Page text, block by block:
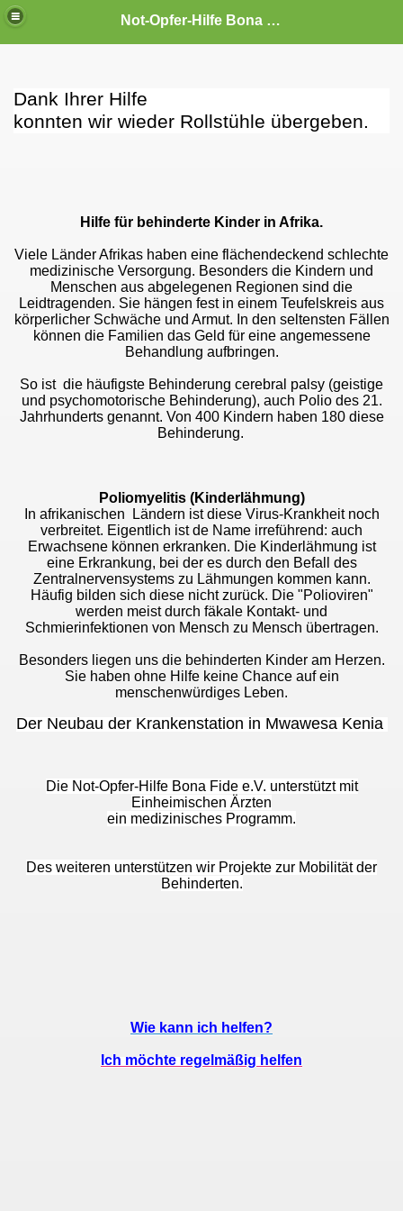
Not-Opfer-Hilfe Bona Fide e.V.
Dank Ihrer Hilfe
konnten wir wieder Rollstühle übergeben.
Hilfe für behinderte Kinder in Afrika.
Viele Länder Afrikas haben eine flächendeckend schlechte
medizinische Versorgung. Besonders die Kindern und
Menschen aus abgelegenen Regionen sind die
Leidtragenden. Sie hängen fest in einem Teufelskreis aus
körperlicher Schwäche und Armut. In den seltensten Fällen
können die Familien das Geld für eine angemessene
Behandlung aufbringen.
So ist die häufigste Behinderung cerebral palsy (geistige
und psychomotorische Behinderung), auch Polio des 21.
Jahrhunderts genannt. Von 400 Kindern haben 180 diese
Behinderung.
Poliomyelitis (Kinderlähmung)
In afrikanischen Ländern ist diese Virus-Krankheit noch
verbreitet. Eigentlich ist de Name irreführend: auch
Erwachsene können erkranken. Die Kinderlähmung ist
eine Erkrankung, bei der es durch den Befall des
Zentralnervensystems zu Lähmungen kommen kann.
Häufig bilden sich diese nicht zurück. Die "Polioviren"
werden meist durch fäkale Kontakt- und
Schmierinfektionen von Mensch zu Mensch übertragen.
Besonders liegen uns die behinderten Kinder am Herzen.
Sie haben ohne Hilfe keine Chance auf ein
menschenwürdiges Leben.
Der Neubau der Krankenstation in Mwawesa Kenia
Die Not-Opfer-Hilfe Bona Fide e.V. unterstützt mit
Einheimischen Ärzten
ein medizinisches Programm.
Des weiteren unterstützen wir Projekte zur Mobilität der
Behinderten.
Wie kann ich helfen?
Ich möchte regelmäßig helfen